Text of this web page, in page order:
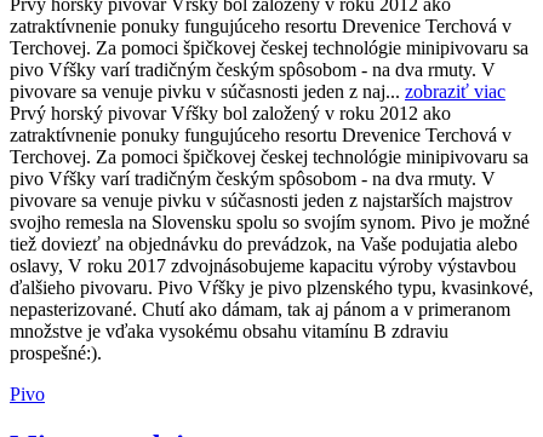
zatraktívnenie ponuky fungujúceho resortu Drevenice Terchová v
Terchovej. Za pomoci špičkovej českej technológie minipivovaru sa
pivo Vŕšky varí tradičným českým spôsobom - na dva rmuty. V
pivovare sa venuje pivku v súčasnosti jeden z naj... zobraziť viac
Prvý horský pivovar Vŕšky bol založený v roku 2012 ako
zatraktívnenie ponuky fungujúceho resortu Drevenice Terchová v
Terchovej. Za pomoci špičkovej českej technológie minipivovaru sa
pivo Vŕšky varí tradičným českým spôsobom - na dva rmuty. V
pivovare sa venuje pivku v súčasnosti jeden z najstarších majstrov
svojho remesla na Slovensku spolu so svojím synom. Pivo je možné
tiež doviezť na objednávku do prevádzok, na Vaše podujatia alebo
oslavy, V roku 2017 zdvojnásobujeme kapacitu výroby výstavbou
ďalšieho pivovaru. Pivo Vŕšky je pivo plzenského typu, kvasinkové,
nepasterizované. Chutí ako dámam, tak aj pánom a v primeranom
množstve je vďaka vysokému obsahu vitamínu B zdraviu
prospešné:).
Pivo